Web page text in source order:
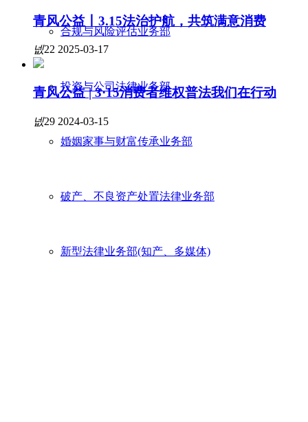
合规与风险评估业务部
投资与公司法律业务部
婚姻家事与财富传承业务部
破产、不良资产处置法律业务部
新型法律业务部(知产、多媒体)
青风公益丨3.15法治护航，共筑满意消费
넶22 2025-03-17
青风公益 | 3·15消费者维权普法我们在行动
넶29 2024-03-15